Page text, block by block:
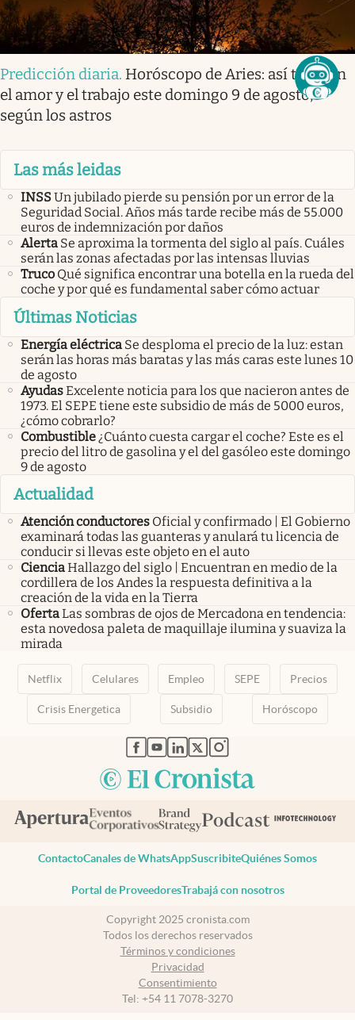
Predicción diaria. Horóscopo de Aries: así te irá en
el amor y el trabajo este domingo 9 de agosto,
según los astros
Las más leidas
INSSUn jubilado pierde su pensión por un error de la
Seguridad Social. Años más tarde recibe más de 55.000
euros de indemnización por daños
Alerta Se aproxima la tormenta del siglo al país. Cuáles
serán las zonas afectadas por las intensas lluvias
Truco Qué significa encontrar una botella en la rueda del
coche y por qué es fundamental saber cómo actuar
Últimas Noticias
Energía eléctrica Se desploma el precio de la luz: estan
serán las horas más baratas y las más caras este lunes 10
de agosto
AyudasExcelente noticia para los que nacieron antes de
1973. El SEPE tiene este subsidio de más de 5000 euros,
¿cómo cobrarlo?
Combustible¿Cuánto cuesta cargar el coche? Este es el
precio del litro de gasolina y el del gasóleo este domingo
9 de agosto
Actualidad
Atención conductores Oficial y confirmado | El Gobierno
examinará todas las guanteras y anulará tu licencia de
conducir si llevas este objeto en el auto
CienciaHallazgo del siglo | Encuentran en medio de la
cordillera de los Andes la respuesta definitiva a la
creación de la vida en la Tierra
OfertaLas sombras de ojos de Mercadona en tendencia:
esta novedosa paleta de maquillaje ilumina y suaviza la
mirada
Netflix Celulares Empleo SEPE Precios
Crisis Energetica Subsidio Horóscopo
abre en nueva pestaña
abre en nueva pestaña
abre en nueva pestaña
abre en nueva pestaña
abre en nueva pestaña
ContactoCanales de WhatsAppSuscribiteQuiénes Somos
Portal de ProveedoresTrabajá con nosotros
Copyright 2025 cronista.com
Todos los derechos reservados
Términos y condiciones
Privacidad
Consentimiento
Tel: +54 11 7078-3270